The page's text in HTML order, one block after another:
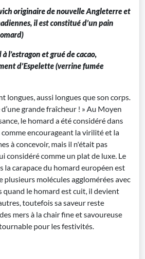
originaire de nouvelle Angleterre et
il est constitué d’un pain
l’estragon et grué de cacao,
d’Espelette (verrine fumée
longues, aussi longues que son corps.
d’une grande fraîcheur ! » Au Moyen
le homard a été considéré dans
encourageant la virilité et la
à concevoir, mais il n'était pas
considéré comme un plat de luxe. Le
la carapace du homard européen est
plusieurs molécules agglomérées avec
quand le homard est cuit, il devient
toutefois sa saveur reste
mers à la chair fine et savoureuse
pour les festivités.